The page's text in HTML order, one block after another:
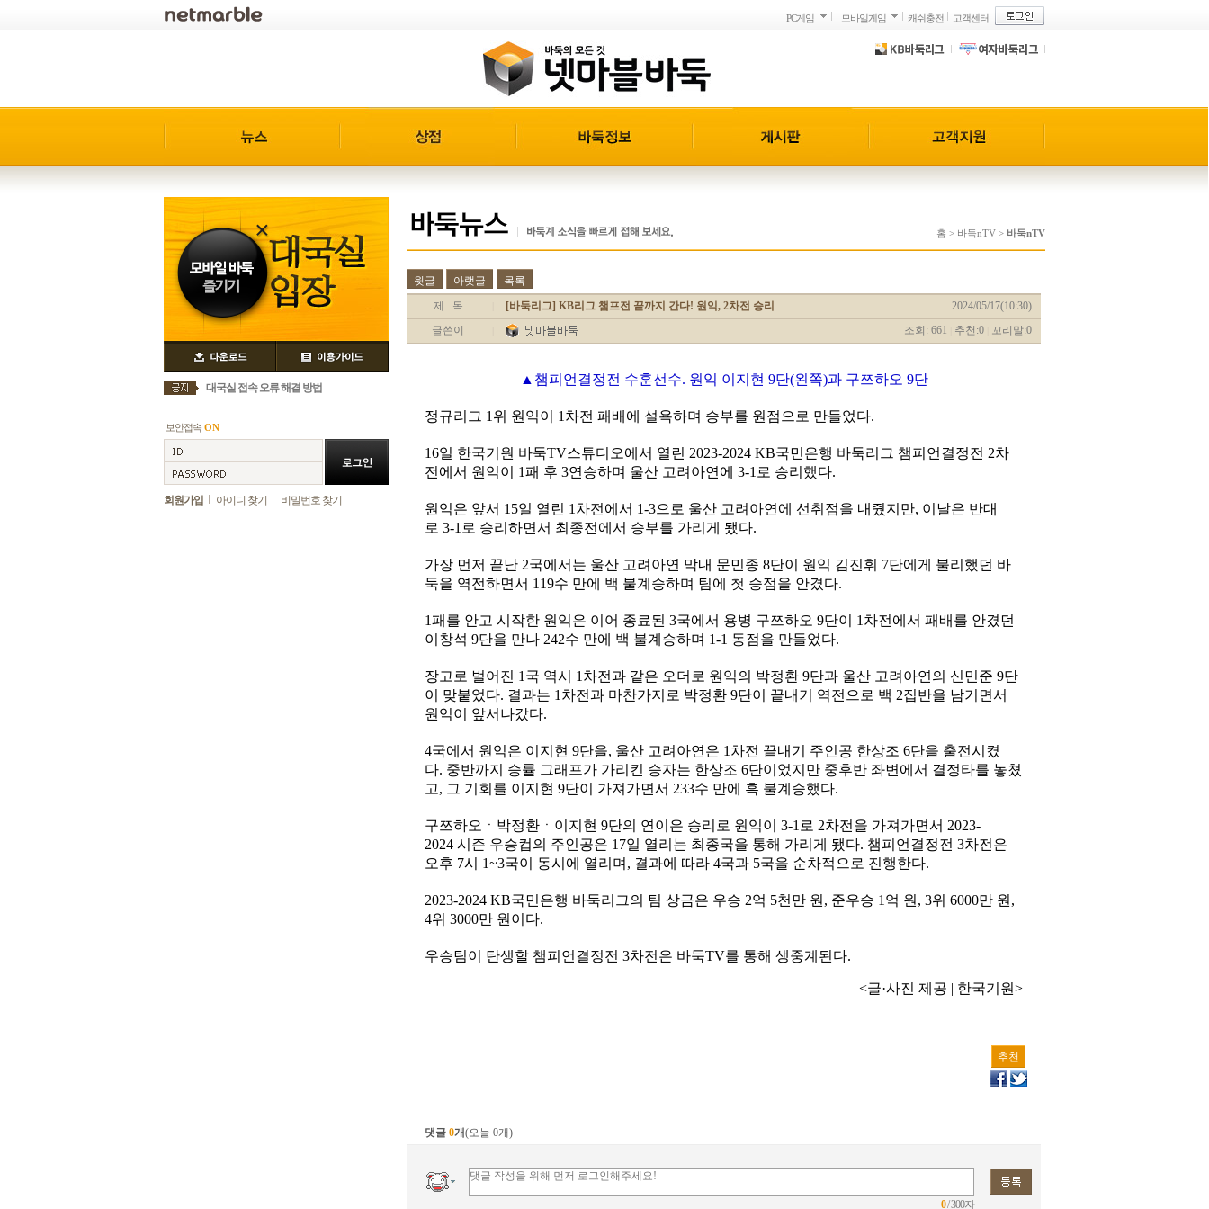
PC게임 모바일게임 캐쉬충전 고객센터
대국실 접속 오류 해결 방법
보안접속 ON
회원가입 아이디 찾기 비밀번호 찾기
홈 > 바둑nTV > 바둑nTV
윗글 아랫글
목록
제 목
[바둑리그] KB리그 챔프전 끝까지 간다! 원익, 2차전 승리
2024/05/17(10:30)
글쓴이
조회: 661 추천:0 꼬리말:0
▲챔피언결정전 수훈선수. 원익 이지현 9단(왼쪽)과 구쯔하오 9단
정규리그 1위 원익이 1차전 패배에 설욕하며 승부를 원점으로 만들었다.
16일 한국기원 바둑TV스튜디오에서 열린 2023-2024 KB국민은행 바둑리그 챔피언결정전 2차
전에서 원익이 1패 후 3연승하며 울산 고려아연에 3-1로 승리했다.
원익은 앞서 15일 열린 1차전에서 1-3으로 울산 고려아연에 선취점을 내줬지만, 이날은 반대
로 3-1로 승리하면서 최종전에서 승부를 가리게 됐다.
가장 먼저 끝난 2국에서는 울산 고려아연 막내 문민종 8단이 원익 김진휘 7단에게 불리했던 바
둑을 역전하면서 119수 만에 백 불계승하며 팀에 첫 승점을 안겼다.
1패를 안고 시작한 원익은 이어 종료된 3국에서 용병 구쯔하오 9단이 1차전에서 패배를 안겼던
이창석 9단을 만나 242수 만에 백 불계승하며 1-1 동점을 만들었다.
장고로 벌어진 1국 역시 1차전과 같은 오더로 원익의 박정환 9단과 울산 고려아연의 신민준 9단
이 맞붙었다. 결과는 1차전과 마찬가지로 박정환 9단이 끝내기 역전으로 백 2집반을 남기면서
원익이 앞서나갔다.
4국에서 원익은 이지현 9단을, 울산 고려아연은 1차전 끝내기 주인공 한상조 6단을 출전시켰
다. 중반까지 승률 그래프가 가리킨 승자는 한상조 6단이었지만 중후반 좌변에서 결정타를 놓쳤
고, 그 기회를 이지현 9단이 가져가면서 233수 만에 흑 불계승했다.
구쯔하오ㆍ박정환ㆍ이지현 9단의 연이은 승리로 원익이 3-1로 2차전을 가져가면서 2023-
2024 시즌 우승컵의 주인공은 17일 열리는 최종국을 통해 가리게 됐다. 챔피언결정전 3차전은
오후 7시 1~3국이 동시에 열리며, 결과에 따라 4국과 5국을 순차적으로 진행한다.
2023-2024 KB국민은행 바둑리그의 팀 상금은 우승 2억 5천만 원, 준우승 1억 원, 3위 6000만 원,
4위 3000만 원이다.
우승팀이 탄생할 챔피언결정전 3차전은 바둑TV를 통해 생중계된다.
<글·사진 제공 | 한국기원>
추천
댓글 0개(오늘 0개)
0/ 300자